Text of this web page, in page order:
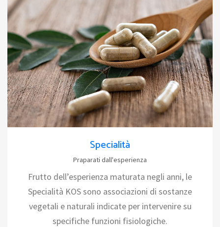
Specialità
Praparati dall'esperienza
Frutto dell’esperienza maturata negli anni, le
Specialità KOS sono associazioni di sostanze
vegetali e naturali indicate per intervenire su
specifiche funzioni fisiologiche.